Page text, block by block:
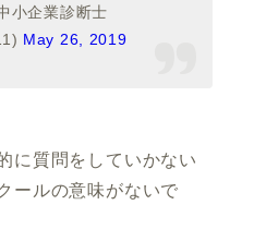
小企業診断士
May 26, 2019
に質問をしていかない
ールの意味がないで